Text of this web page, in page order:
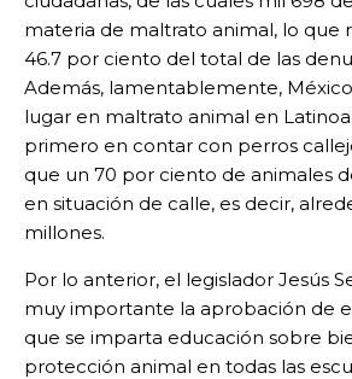
materia de maltrato animal, lo que
46.7 por ciento del total de las
Además, lamentablemente,
lugar en maltrato animal en
primero en contar con perros
que un 70 por ciento de animales
en situación de calle, es decir,
millones.
Por lo anterior, el legislador Jesús
muy importante la aprobación de
que se imparta educación sobre
protección animal en todas las